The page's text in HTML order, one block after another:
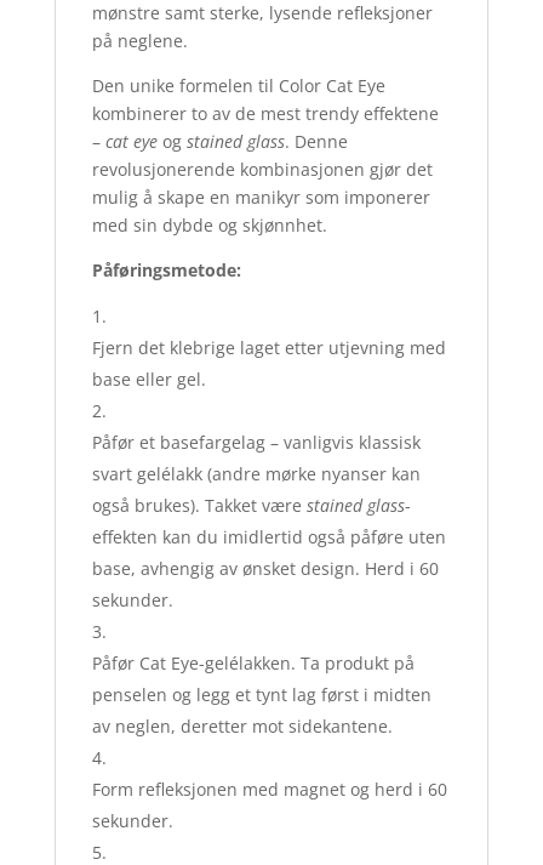
mønstre samt sterke, lysende refleksjoner
på neglene.
Den unike formelen til Color Cat Eye
kombinerer to av de mest trendy effektene
– cat eyeog stained glass. Denne
revolusjonerende kombinasjonen gjør det
mulig å skape en manikyr som imponerer
med sin dybde og skjønnhet.
Påføringsmetode:
Fjern det klebrige laget etter utjevning med
base eller gel.
Påfør et basefargelag – vanligvis klassisk
svart gelélakk (andre mørke nyanser kan
også brukes). Takket være stained glass-
effekten kan du imidlertid også påføre uten
base, avhengig av ønsket design. Herd i 60
sekunder.
Påfør Cat Eye-gelélakken. Ta produkt på
penselen og legg et tynt lag først i midten
av neglen, deretter mot sidekantene.
Form refleksjonen med magnet og herd i 60
sekunder.